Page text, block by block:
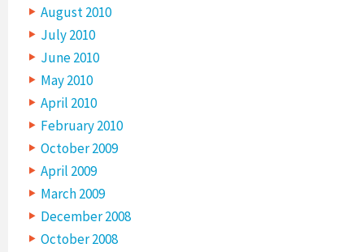
August 2010
July 2010
June 2010
May 2010
April 2010
February 2010
October 2009
April 2009
March 2009
December 2008
October 2008